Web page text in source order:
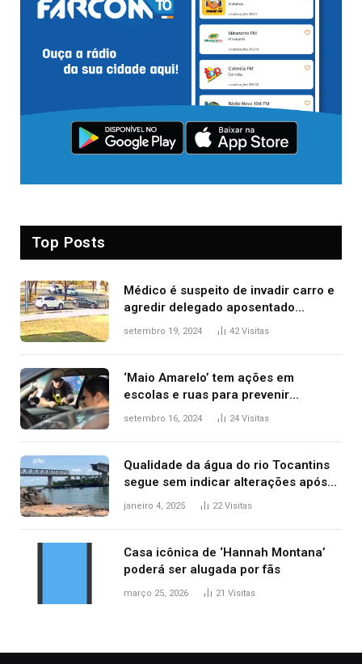
Top Posts
Médico é suspeito de invadir carro e
agredir delegado aposentado
durante confusão no trânsito
setembro 19, 2024 42Visitas
‘Maio Amarelo’ tem ações em
escolas e ruas para prevenir
acidentes no trânsito no AP
setembro 16, 2024 24 Visitas
Qualidade da água do rio Tocantins
segue sem indicar alterações após
desabamento da ponte entre MA e
janeiro 4, 2025 22Visitas
Casa icônica de ‘Hannah Montana’
poderá ser alugada por fãs
março 25, 2026 21 Visitas